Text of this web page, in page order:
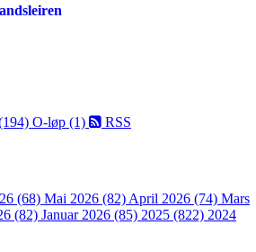
O-løp (1) RSS
(68) Mai 2026 (82) April 2026 (74) Mars
(82) Januar 2026 (85) 2025 (822) 2024